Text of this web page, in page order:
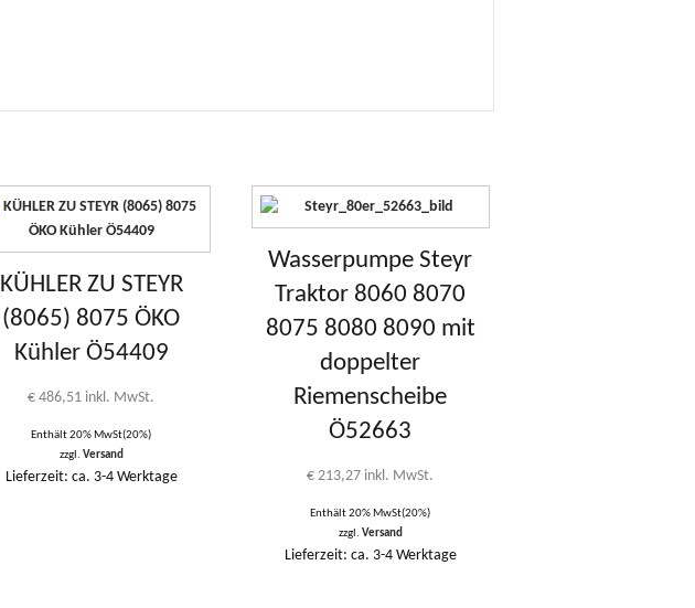
KÜHLER ZU STEYR
(8065) 8075 ÖKO
Kühler Ö54409
€ 486,51 inkl. MwSt.
Enthält 20% MwSt(20%)
zzgl. Versand
Lieferzeit: ca. 3-4 Werktage
Wasserpumpe Steyr
Traktor 8060 8070
8075 8080 8090 mit
doppelter
Riemenscheibe
Ö52663
€ 213,27 inkl. MwSt.
Enthält 20% MwSt(20%)
zzgl. Versand
Lieferzeit: ca. 3-4 Werktage